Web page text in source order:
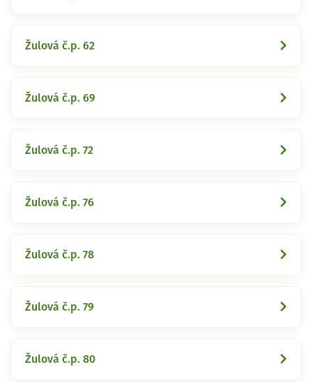
Žulová č.p. 62
Žulová č.p. 69
Žulová č.p. 72
Žulová č.p. 76
Žulová č.p. 78
Žulová č.p. 79
Žulová č.p. 80